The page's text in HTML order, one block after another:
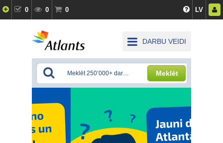
0 0 0 LV
DARBU VEIDI
Meklēt